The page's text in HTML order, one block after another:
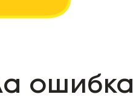
ошибка